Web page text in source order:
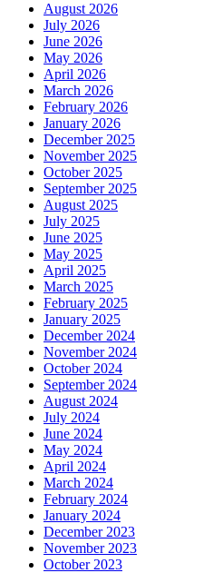
August 2026
July 2026
June 2026
May 2026
April 2026
March 2026
February 2026
January 2026
December 2025
November 2025
October 2025
September 2025
August 2025
July 2025
June 2025
May 2025
April 2025
March 2025
February 2025
January 2025
December 2024
November 2024
October 2024
September 2024
August 2024
July 2024
June 2024
May 2024
April 2024
March 2024
February 2024
January 2024
December 2023
November 2023
October 2023